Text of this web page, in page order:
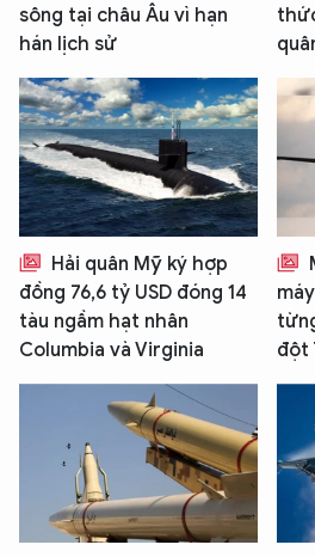
sông tại châu Âu vì hạn
hán lịch sử
Hải quân Mỹ ký hợp
đồng 76,6 tỷ USD đóng 14
tàu ngầm hạt nhân
Columbia và Virginia
đột